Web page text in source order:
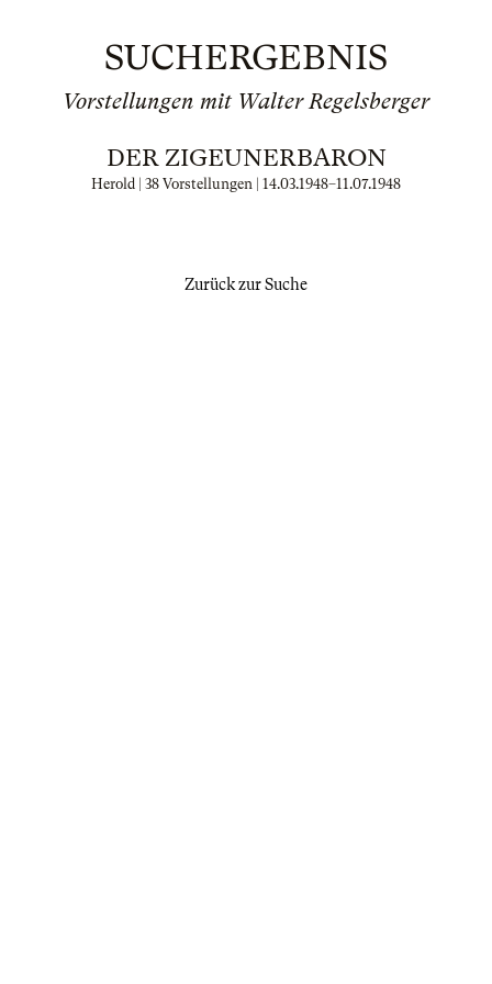
SUCHERGEBNIS
Vorstellungen mit Walter Regelsberger
DER ZIGEUNERBARON
Herold | 38 Vorstellungen | 14.03.1948–11.07.1948
Zurück zur Suche